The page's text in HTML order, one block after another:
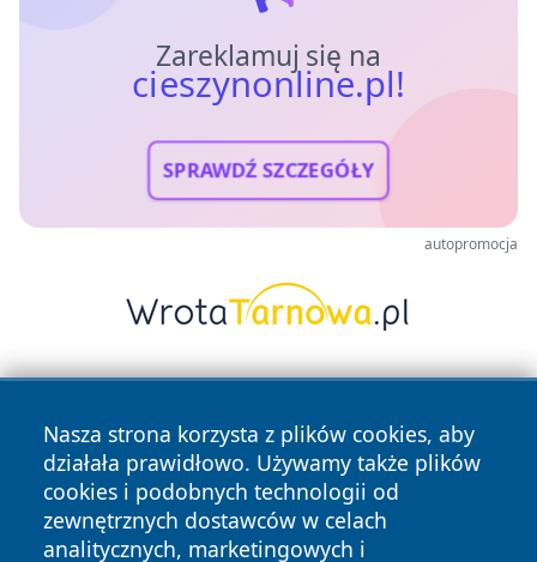
Zareklamuj się na
cieszynonline.pl!
SPRAWDŹ SZCZEGÓŁY
autopromocja
Nasza strona korzysta z plików cookies, aby
działała prawidłowo. Używamy także plików
cookies i podobnych technologii od
zewnętrznych dostawców w celach
analitycznych, marketingowych i
Copyright © 2026 cieszynonline.pl Wszystkie prawa
zastrzeżone.